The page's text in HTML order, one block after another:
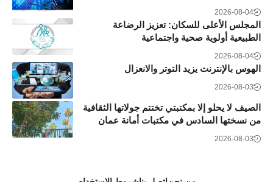
2026-08-04
المجلس الأعلى للسكان: تعزيز الرضاعة
الطبيعية أولوية صحية واجتماعية
2026-08-04
الهوس بالإنترنت يزيد التوتر والانعزال
2026-08-03
الصيف لا يحلو إلا بمكتبتي تختتم جولاتها الثقافية
من نسختها السادس في مكتبات أمانة عمان
2026-08-03